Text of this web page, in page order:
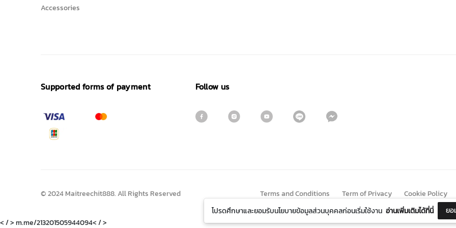
โปรดศึกษาและยอมรับนโยบายข้อมูลส่วนบุคคลก่อนเริ่มใช้งาน อ่านเพิ่มเติมได้ที่นี่ ยอ
Accessories
Supported forms of payment Follow us
© 2024 Maitreechit888. All Rights Reserved Terms and Conditions Term of Privacy Cookie Policy
< / > m.me/213201505944094< / >